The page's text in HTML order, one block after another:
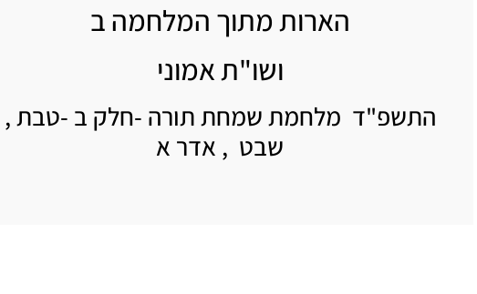
הארות מתוך המלחמה ב
ושו"ת אמוני
התשפ"ד מלחמת שמחת תורה -חלק ב -טבת ,
שבט , אדר א